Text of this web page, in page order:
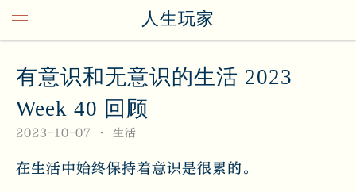
人生玩家
有意识和无意识的生活 2023
Week 40 回顾
2023-10-07 生活
在生活中始终保持着意识是很累的。